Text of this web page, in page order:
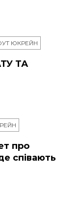
ЮКРЕЙН
ТА
про
співають